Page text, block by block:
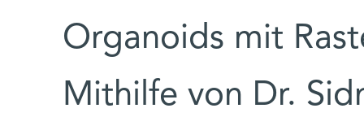
Organoids mit
Mithilfe von Dr.